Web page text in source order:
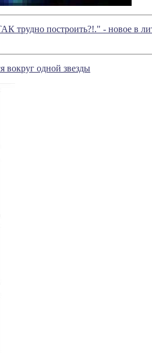
трудно построить?!." - новое в
вокруг одной звезды